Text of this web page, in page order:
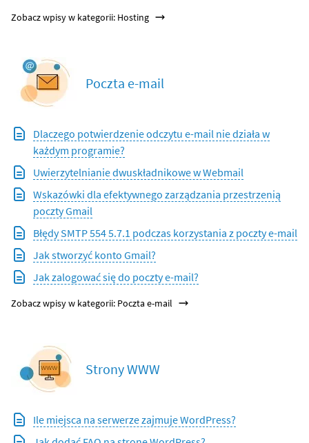
Zobacz wpisy w kategorii: Hosting
Poczta e-mail
Dlaczego potwierdzenie odczytu e-mail nie działa w
każdym programie?
Uwierzytelnianie dwuskładnikowe w Webmail
Wskazówki dla efektywnego zarządzania przestrzenią
poczty Gmail
Błędy SMTP 554 5.7.1 podczas korzystania z poczty e-mail
Jak stworzyć konto Gmail?
Jak zalogować się do poczty e-mail?
Zobacz wpisy w kategorii: Poczta e-mail
Strony WWW
Ile miejsca na serwerze zajmuje WordPress?